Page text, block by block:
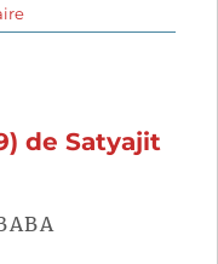
sur
Le
(1958)
Ray
de Satyajit